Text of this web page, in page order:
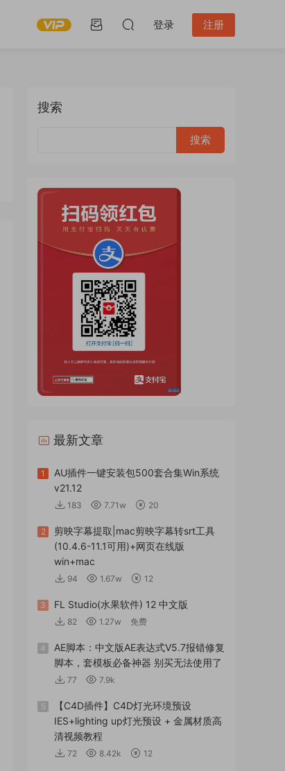
登录 注册
搜索
最新文章
1
AU插件一键安装包500套合集Win系统
v21.12
183 7.71w 20
2
剪映字幕提取|mac剪映字幕转srt工具
(10.4.6-11.1可用)+网页在线版
win+mac
94 1.67w 12
3 FL Studio(水果软件) 12 中文版
82 1.27w 免费
4
AE脚本：中文版AE表达式V5.7报错修复
脚本，套模板必备神器 别买无法使用了
77 7.9k
5
【C4D插件】C4D灯光环境预设
IES+lighting up灯光预设 + 金属材质高
清视频教程
72 8.42k 12